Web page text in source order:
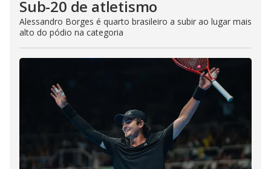
Sub-20 de atletismo
Alessandro Borges é quarto brasileiro a subir ao lugar mais
alto do pódio na categoria